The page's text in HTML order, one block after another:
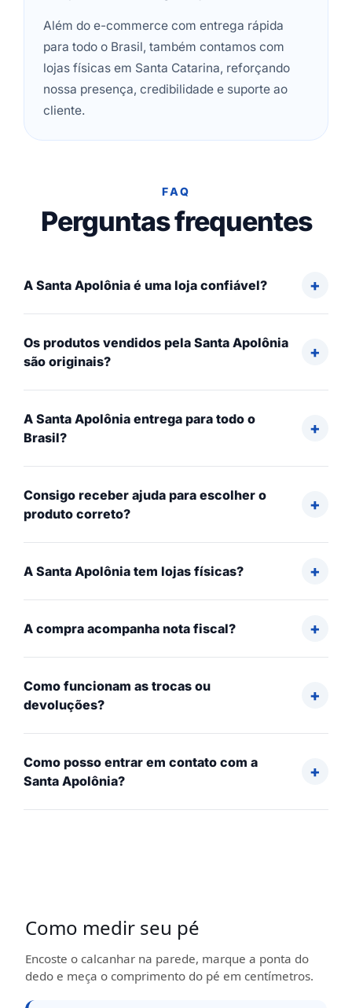
Além do e-commerce com entrega rápida
para todo o Brasil, também contamos com
lojas físicas em Santa Catarina, reforçando
nossa presença, credibilidade e suporte ao
cliente.
FAQ
Perguntas frequentes
A Santa Apolônia é uma loja confiável?
Os produtos vendidos pela Santa Apolônia
são originais?
A Santa Apolônia entrega para todo o
Brasil?
Consigo receber ajuda para escolher o
produto correto?
A Santa Apolônia tem lojas físicas?
A compra acompanha nota fiscal?
Como funcionam as trocas ou
devoluções?
Como posso entrar em contato com a
Santa Apolônia?
Como medir seu pé
Encoste o calcanhar na parede, marque a ponta do
dedo e meça o comprimento do pé em centímetros.